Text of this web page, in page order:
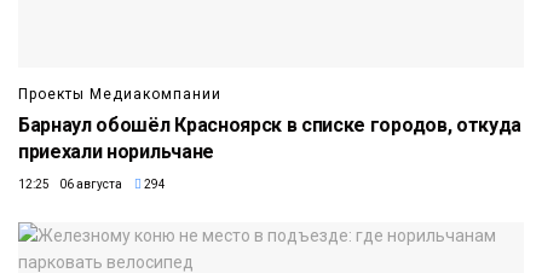
Проекты Медиакомпании
Барнаул обошёл Красноярск в списке городов, откуда
приехали норильчане
12:25 06 августа 294